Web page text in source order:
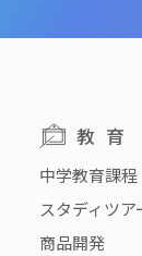
教育
中学教育課程
スタディツア
商品開発